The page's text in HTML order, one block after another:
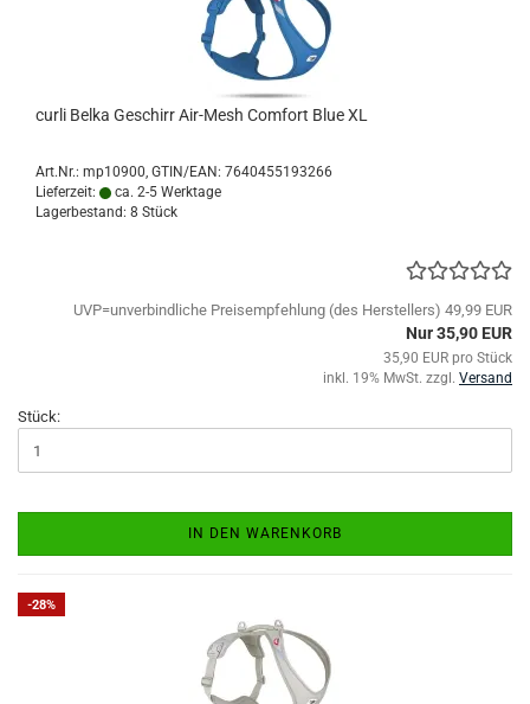
curli Belka Geschirr Air-Mesh Comfort Blue XL
Art.Nr.: mp10900 GTIN/EAN: 7640455193266
Lieferzeit:
ca. 2-5 Werktage
Lagerbestand: 8 Stück
UVP=unverbindliche Preisempfehlung (des Herstellers) 49,99 EUR
Nur 35,90 EUR
35,90 EUR pro Stück
inkl. 19% MwSt. zzgl. Versand
Stück:
IN DEN WARENKORB
-28%